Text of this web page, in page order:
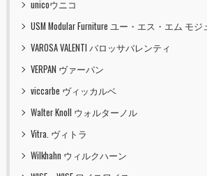
unicoウニコ
USM Modular Furniture ユー・エス・エム モジュ
VAROSA VALENTI バロッサバレンティ
VERPAN ヴァーパン
viccarbe ヴィッカルベ
Walter Knoll ウォルターノル
Vitra. ヴィトラ
Wilkhahn ウィルクハーン